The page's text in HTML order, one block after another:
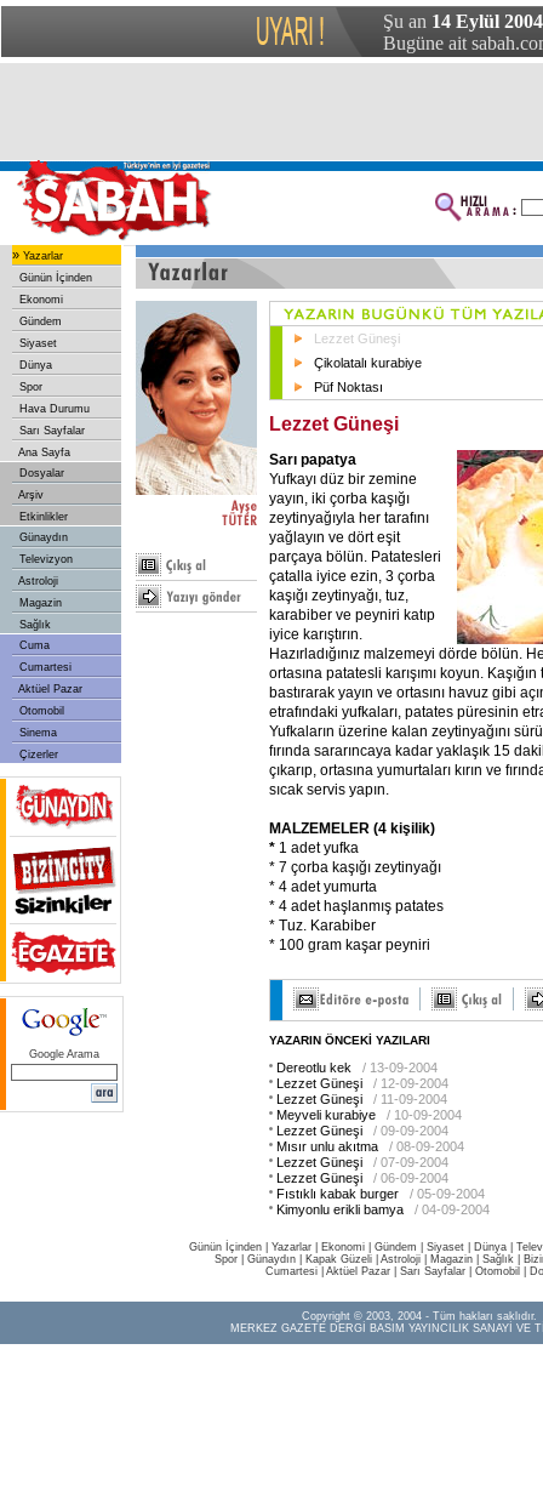
Şu an 14 Eylül 2004
Bugüne ait
» Yazarlar
Günün İçinden
Ekonomi
Gündem
Siyaset
Dünya
Spor
Hava Durumu
Sarı Sayfalar
Ana Sayfa
Dosyalar
Arşiv
Etkinlikler
Günaydın
Televizyon
Astroloji
Magazin
Sağlık
Cuma
Cumartesi
Aktüel Pazar
Otomobil
Sinema
Çizerler
Google Arama
Lezzet Güneşi
Çikolatalı kurabiye
Püf Noktası
Lezzet Güneşi
Sarı papatya
Yufkayı düz bir zemine
yayın, iki çorba kaşığı
zeytinyağıyla her tarafını
yağlayın ve dört eşit
parçaya bölün. Patatesleri
çatalla iyice ezin, 3 çorba
kaşığı zeytinyağı, tuz,
karabiber ve peyniri katıp
iyice karıştırın.
Hazırladığınız malzemeyi dörde bölün.
ortasına patatesli karışımı koyun.
bastırarak yayın ve ortasını havuz gibi
etrafındaki yufkaları, patates püresinin
Yufkaların üzerine kalan zeytinyağını
fırında sararıncaya kadar yaklaşık 15
çıkarıp, ortasına yumurtaları kırın ve
sıcak servis yapın.
MALZEMELER (4 kişilik)
* 1 adet yufka
* 7 çorba kaşığı zeytinyağı
* 4 adet yumurta
* 4 adet haşlanmış patates
* Tuz. Karabiber
* 100 gram kaşar peyniri
YAZARIN ÖNCEKİ YAZILARI
Dereotlu kek
/ 13-09-2004
Lezzet Güneşi
/ 12-09-2004
Lezzet Güneşi
/ 11-09-2004
Meyveli kurabiye
/ 10-09-2004
Lezzet Güneşi
/ 09-09-2004
Mısır unlu akıtma
/ 08-09-2004
Lezzet Güneşi
/ 07-09-2004
Lezzet Güneşi
/ 06-09-2004
Fıstıklı kabak burger
/ 05-09-2004
Kimyonlu erikli bamya
/ 04-09-2004
Günün İçinden Yazarlar Ekonomi Gündem Siyaset Dünya |
Spor
Günaydın Kapak Güzeli Astroloji Magazin Sağlık
Cumartesi| Aktüel Pazar| Sarı Sayfalar| Otomobil
Copyright © 2003, 2004 - Tüm hakları saklıdır.
MERKEZ GAZETE DERGİ BASIM YAYINCILIK SANAYİ VE